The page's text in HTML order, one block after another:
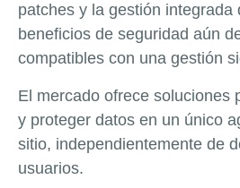
patches y la gestión integrada
beneficios de seguridad aún
compatibles con una gestión
El mercado ofrece soluciones
y proteger datos en un único
sitio, independientemente de
usuarios.